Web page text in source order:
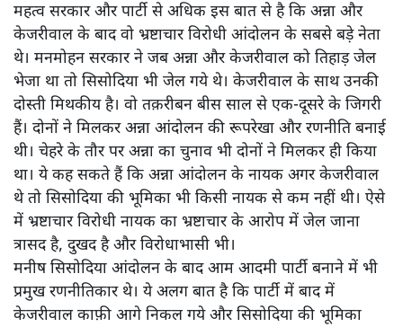
महत्व सरकार और पार्टी से अधिक इस बात से है कि अन्ना और
केजरीवाल के बाद वो भ्रष्टाचार विरोधी आंदोलन के सबसे बड़े नेता
थे। मनमोहन सरकार ने जब अन्ना और केजरीवाल को तिहाड़ जेल
भेजा था तो सिसोदिया भी जेल गये थे। केजरीवाल के साथ उनकी
दोस्ती मिथकीय है। वो तक़रीबन बीस साल से एक-दूसरे के जिगरी
हैं। दोनों ने मिलकर अन्ना आंदोलन की रूपरेखा और रणनीति बनाई
थी। चेहरे के तौर पर अन्ना का चुनाव भी दोनों ने मिलकर ही किया
था। ये कह सकते हैं कि अन्ना आंदोलन के नायक अगर केजरीवाल
थे तो सिसोदिया की भूमिका भी किसी नायक से कम नहीं थी। ऐसे
में भ्रष्टाचार विरोधी नायक का भ्रष्टाचार के आरोप में जेल जाना
त्रासद है, दुखद है और विरोधाभासी भी।
मनीष सिसोदिया आंदोलन के बाद आम आदमी पार्टी बनाने में भी
प्रमुख रणनीतिकार थे। ये अलग बात है कि पार्टी में बाद में
केजरीवाल काफ़ी आगे निकल गये और सिसोदिया की भूमिका